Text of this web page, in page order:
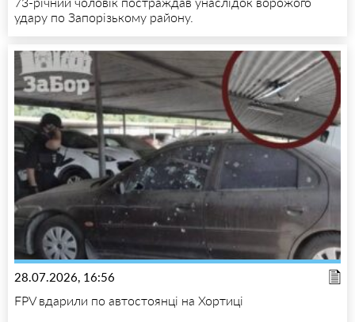
удару по Запорізькому району.
28.07.2026, 16:56
FPV вдарили по автостоянці на Хортиці